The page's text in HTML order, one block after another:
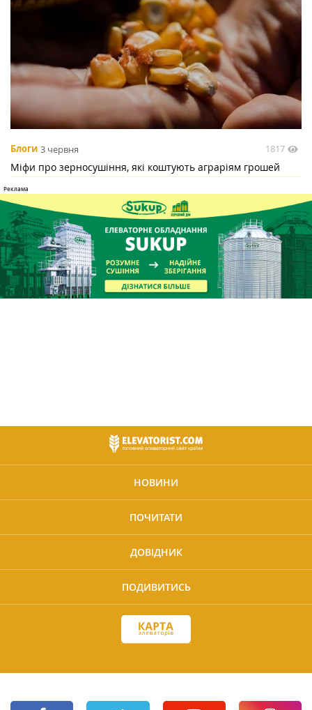
Блоги 3 червня 1817
Міфи про зерносушіння, які коштують аграріям грошей
НОВИНИ
ПОЧИТАТИ
ДОВІДНИК
ПОДИВИТИСЬ